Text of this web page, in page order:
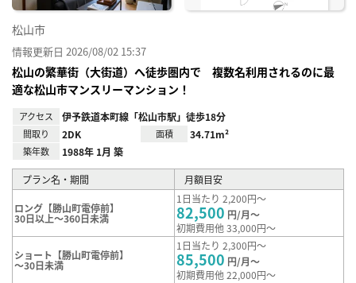
松山市
情報更新日 2026/08/02 15:37
松山の繁華街（大街道）へ徒歩圏内で 複数名利用されるのに最
適な松山市マンスリーマンション！
アクセス 伊予鉄道本町線「松山市駅」徒歩18分
間取り 2DK 面積 34.71m²
築年数 1988年 1月 築
プラン名・期間 月額目安
ロング【勝山町電停前】
30日以上～360日未満
1日当たり 2,200円～
82,500 円/月～
初期費用他 33,000円～
ショート【勝山町電停前】
～30日未満
1日当たり 2,300円～
85,500 円/月～
初期費用他 22,000円～